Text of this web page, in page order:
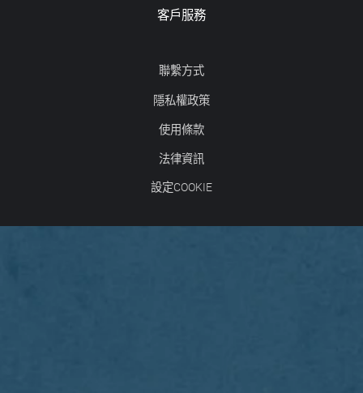
客戶服務
聯繫方式
隱私權政策
使用條款
法律資訊
設定COOKIE